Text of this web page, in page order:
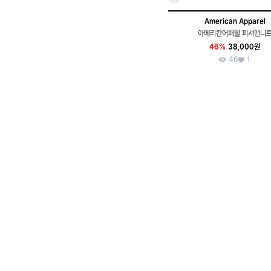
American Apparel
아메리칸어패럴 피셔맨니
46% 38,000원
46
1